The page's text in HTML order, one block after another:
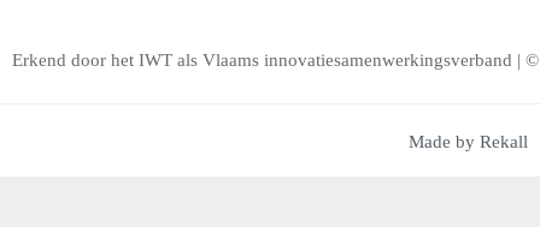
Erkend door het IWT als Vlaams innovatiesamenwerkingsverband |
Made by Rekall